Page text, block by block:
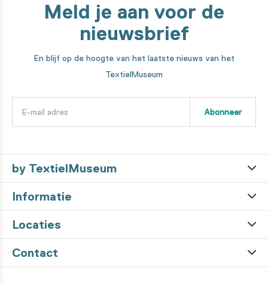
Meld je aan voor de
nieuwsbrief
En blijf op de hoogte van het laatste nieuws van het
TextielMuseum
Abonneer
by TextielMuseum
Informatie
Locaties
Contact